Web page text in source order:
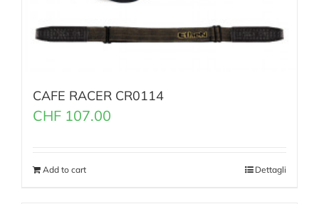
CAFE RACER CR0114
CHF 107.00
Add to cart Dettagli